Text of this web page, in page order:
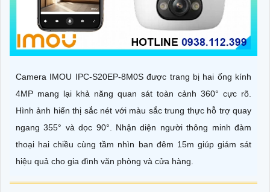
Camera IMOU IPC-S20EP-8M0S được trang bị hai ống kính
4MP mang lại khả năng quan sát toàn cảnh 360° cực rõ.
Hình ảnh hiển thị sắc nét với màu sắc trung thực hỗ trợ quay
ngang 355° và dọc 90°. Nhận diện người thông minh đàm
thoại hai chiều cùng tầm nhìn ban đêm 15m giúp giám sát
hiệu quả cho gia đình văn phòng và cửa hàng.